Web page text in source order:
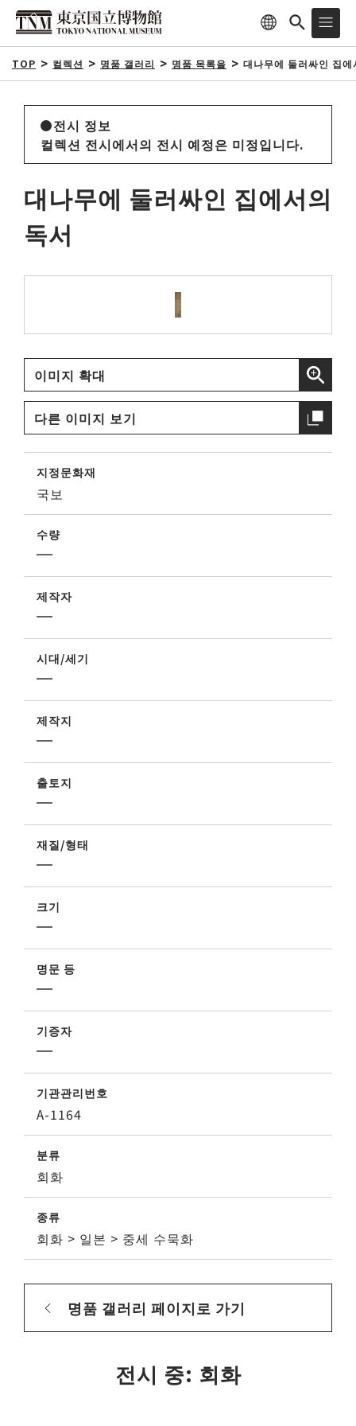
TOP 컬렉션 명품 갤러리 명품 목록을 대나무에 둘러싸인 집
전시 정보
컬렉션 전시에서의 전시 예정은 미정입니다.
대나무에 둘러싸인 집에서의
독서
이미지 확대
다른 이미지 보기
지정문화재
국보
수량
제작자
시대/세기
제작지
출토지
재질/형태
크기
명문 등
기증자
기관관리번호
A-1164
분류
회화
종류
회화 > 일본 > 중세 수묵화
명품 갤러리 페이지로 가기
전시 중: 회화